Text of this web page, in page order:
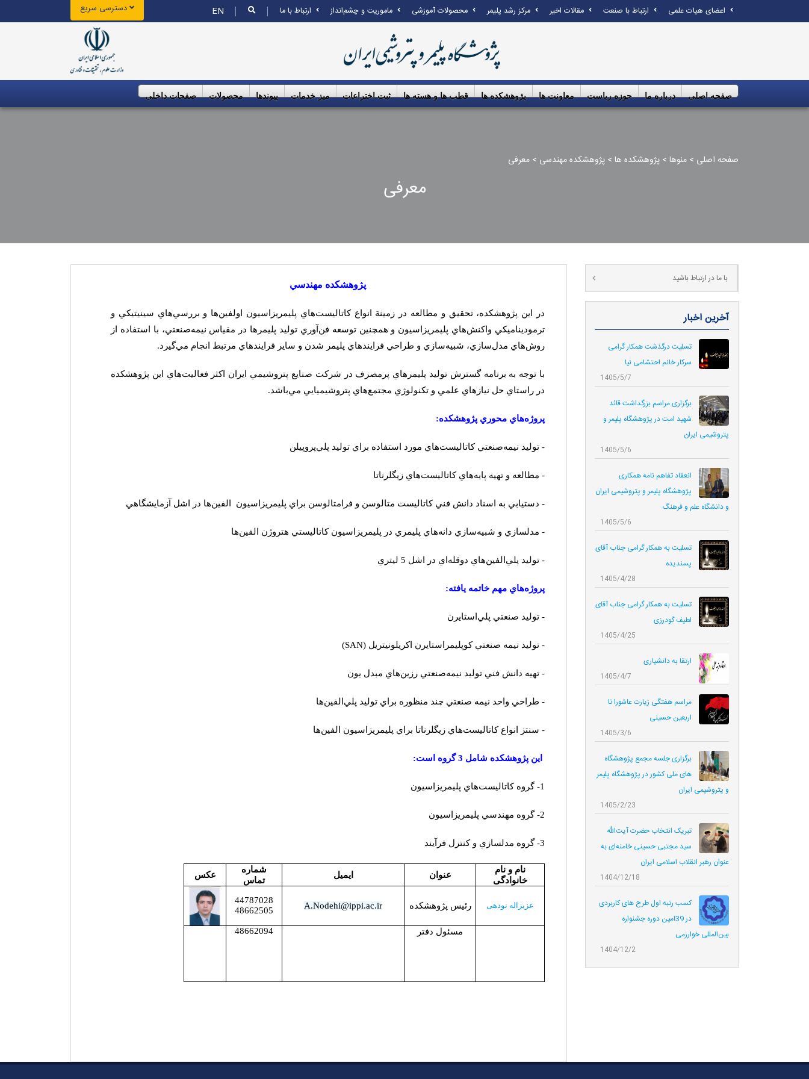
اعضای هیات علمی ارتباط با صنعت مقالات اخیر مرکز رشد پلیمر محصولات آموزشی ماموریت و چشم‌انداز ارتباط با ما EN دسترسی سریع
صفحه اصلی درباره ما حوزه ریاست معاونت ها پژوهشکده ها قطب ها و هسته ها ثبت اختراعات میز خدمات پیوندها محصولات صفحات داخلی
معرفی
صفحه اصلی > منوها > پژوهشکده ها > پژوهشکده مهندسی > معرفی
با ما در ارتباط باشید
آخرین اخبار
تسلیت درگذشت همکار گرامی
سرکار خانم احتشامی نیا
1405/5/7
برگزاری مراسم بزرگداشت قائد
شهید امت در پژوهشگاه پلیمر و
پتروشیمی ایران
1405/5/6
انعقاد تفاهم نامه همکاری‌
پژوهشگاه پلیمر و پتروشیمی ایران
و دانشگاه علم و فرهنگ
1405/5/6
تسلیت به همکار گرامی جناب آقای
پسندیده
1405/4/28
تسلیت به همکار گرامی جناب آقای
لطیف گودرزی
1405/4/25
ارتقا به دانشیاری
1405/4/7
مراسم هفتگی زیارت عاشورا تا
اربعین حسینی
1405/3/6
برگزاری جلسه مجمع پژوهشگاه
های ملی کشور در پژوهشگاه پلیمر
و پتروشیمی ایران
1405/2/23
تبریک انتخاب حضرت آیت‌الله
سید مجتبی حسینی خامنه‌ای به
عنوان رهبر انقلاب اسلامی ایران
1404/12/18
کسب رتبه اول طرح های کاربردی
در 39امین دوره جشنواره
بین‌المللی خوارزمی
1404/12/2
پژوهشكده مهندسي
در اين پژوهشكده، تحقيق و مطالعه در زمينة انواع كاتاليست‌هاي پليمريزاسيون اولفين‌ها و بررسي‌هاي سينيتيكي و
ترموديناميكي واكنش‌هاي پليمريزاسيون و همچنين توسعه فن‌آوري توليد پليمرها در مقياس نيمه‌صنعتي، با استفاده از
روش‌هاي مدل‌سازي، شبيه‌سازي و طراحي فرايند‌هاي پليمر شدن و ساير فرايندهاي مرتبط انجام مي‌گيرد.
با توجه به برنامه گسترش توليد پليمرهاي پرمصرف در شركت صنايع پتروشيمي ايران اكثر فعاليت‌هاي اين پژوهشكده
در راستاي حل نيازهاي علمي و تكنولوژي مجتمع‌هاي پتروشيميايي مي‌باشد.
پروژه‌هاي محوري پژوهشكده:
- توليد نيمه‌صنعتي كاتاليست‌هاي مورد استفاده براي توليد پلي‌پروپيلن
- مطالعه و تهيه پايه‌هاي كاتاليست‌هاي زيگلرناتا
- دستيابي به اسناد دانش فني كاتاليست متالوسن و فرامتالوسن براي پليمريزاسيون الفين‌ها در اشل آزمايشگاهي
- مدلسازي و شبيه‌سازي دانه‌هاي پليمري در پليمريزاسيون كاتاليستي هتروژن الفين‌ها
- توليد پلي‌الفين‌هاي دوقله‌اي در اشل 5 ليتري
پروژه‌هاي مهم خاتمه يافته:
- توليد صنعتي پلي‌استايرن
- توليد نيمه صنعتي كوپليمراستايرن اكريلونيتريل (SAN)
- تهيه دانش فني توليد نيمه‌صنعتي رزين‌هاي مبدل يون
- طراحي واحد نيمه صنعتي چند منظوره براي توليد پلي‌الفين‌ها
- سنتز انواع كاتاليست‌هاي زيگلرناتا براي پليمريزاسيون الفين‌ها
اين پژوهشكده شامل 3 گروه است:
1- گروه كاتاليست‌هاي پليمريزاسيون
2- گروه مهندسي پليمريزاسيون
3- گروه مدلسازي و كنترل فرآيند
نام و نام
خانوادگی
عنوان ایمیل
شماره
تماس
عکس
عزیزاله نودهی رئیس پژوهشکده A.Nodehi@ippi.ac.ir
44787028
48662505
مسئول دفتر 48662094